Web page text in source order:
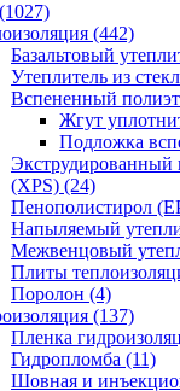
(442)
Базальтовый
Утеплитель из
Вспененный
Жгут
Подложка
Экструдированный
(XPS) (24)
Пенополистирол
Напыляемый
Межвенцовый
Плиты
Поролон (4)
(137)
Пленка
Гидропломба (11)
Шовная и